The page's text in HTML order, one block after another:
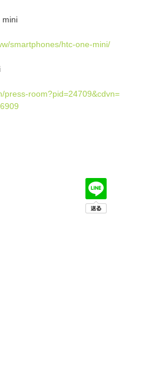
mini
smartphones/htc-one-mini/
press-room?pid=24709&cdvn=